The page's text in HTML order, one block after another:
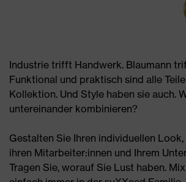
Industrie trifft Handwerk. Blaumann
Funktional und praktisch sind alle
Kollektion. Und Style haben sie auch.
untereinander kombinieren?
Gestalten Sie Ihren individuellen
ihren Mitarbeiter:innen und Ihrem
Tragen Sie, worauf Sie Lust haben.